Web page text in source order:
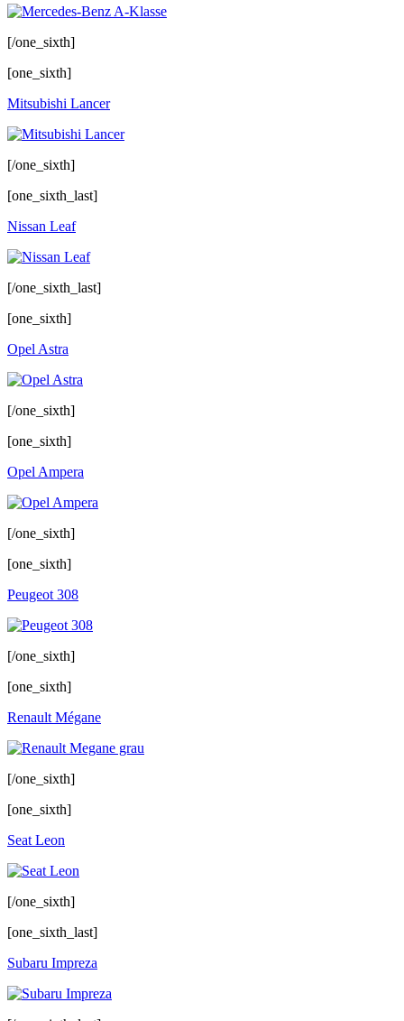
[/one_sixth]
[one_sixth]
Mitsubishi Lancer
[/one_sixth]
[one_sixth_last]
Nissan Leaf
[/one_sixth_last]
[one_sixth]
Opel Astra
[/one_sixth]
[one_sixth]
Opel Ampera
[/one_sixth]
[one_sixth]
Peugeot 308
[/one_sixth]
[one_sixth]
Renault Mégane
[/one_sixth]
[one_sixth]
Seat Leon
[/one_sixth]
[one_sixth_last]
Subaru Impreza